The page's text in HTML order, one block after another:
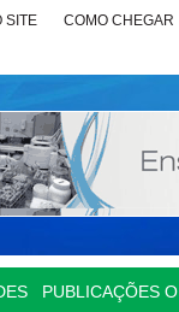
SITE COMO CHEGAR
PUBLICAÇÕES